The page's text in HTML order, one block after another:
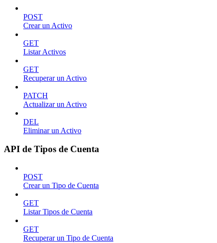
POST
Crear un Activo
GET
Listar Activos
GET
Recuperar un Activo
PATCH
Actualizar un Activo
DEL
Eliminar un Activo
API de Tipos de Cuenta
POST
Crear un Tipo de Cuenta
GET
Listar Tipos de Cuenta
GET
Recuperar un Tipo de Cuenta